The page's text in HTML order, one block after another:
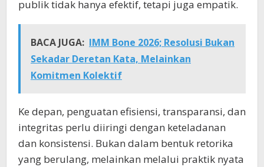
publik tidak hanya efektif, tetapi juga empatik.
BACA JUGA: IMM Bone 2026; Resolusi Bukan
Sekadar Deretan Kata, Melainkan
Komitmen Kolektif
Ke depan, penguatan efisiensi, transparansi, dan
integritas perlu diiringi dengan keteladanan
dan konsistensi. Bukan dalam bentuk retorika
yang berulang, melainkan melalui praktik nyata